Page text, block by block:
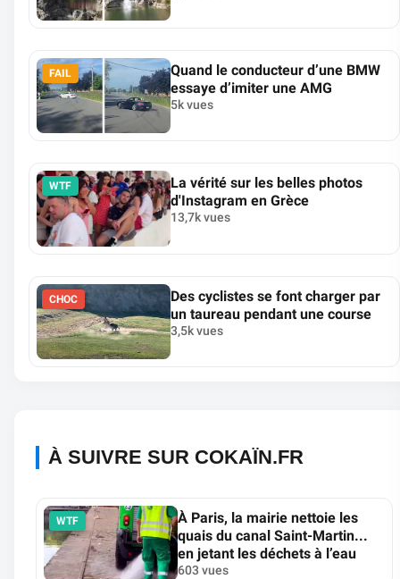
FAIL
Quand le conducteur d’une BMW
essaye d’imiter une AMG
5k vues
WTF
La vérité sur les belles photos
d'Instagram en Grèce
13,7k vues
CHOC
Des cyclistes se font charger par
un taureau pendant une course
3,5k vues
À SUIVRE SUR COKAÏN.FR
WTF
À Paris, la mairie nettoie les
quais du canal Saint-Martin...
en jetant les déchets à l’eau
603 vues